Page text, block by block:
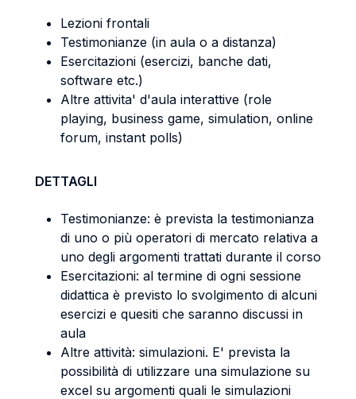
Lezioni frontali
Testimonianze (in aula o a distanza)
Esercitazioni (esercizi, banche dati,
software etc.)
Altre attivita' d'aula interattive (role
playing, business game, simulation, online
forum, instant polls)
DETTAGLI
Testimonianze: è prevista la testimonianza
di uno o più operatori di mercato relativa a
uno degli argomenti trattati durante il corso
Esercitazioni: al termine di ogni sessione
didattica è previsto lo svolgimento di alcuni
esercizi e quesiti che saranno discussi in
aula
Altre attività: simulazioni. E' prevista la
possibilità di utilizzare una simulazione su
excel su argomenti quali le simulazioni